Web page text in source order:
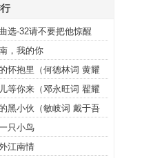
选-32请不要把他惊醒
，我的你
怀抱里（何德林词 黄耀
等你来（邓永旺词 翟耀
黑小伙（敏岐词 戴于吾
只小鸟
江南情